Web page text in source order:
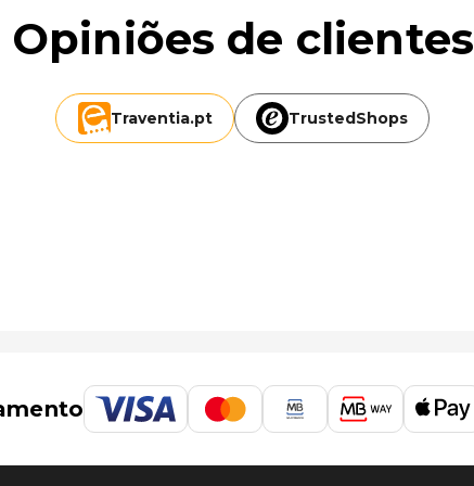
Opiniões de clientes
Traventia.pt TrustedShops